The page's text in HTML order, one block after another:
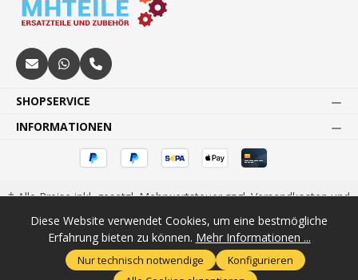
SHOPSERVICE
INFORMATIONEN
* Alle Preise inkl. gesetzl. Mehrwertsteuer zzgl.Versandkostenund
ggf. Nachnahmegebühren, wenn nicht anders angegeben.
Paketsendung innerhalb Deutschlands. Rabatt auf Ware, nicht in
Verbindung mit anderen Aktionen.
© 2025 Maria Habeck Autoteile GmbH - MHTeile - Ersatzteile und
Diese Website verwendet Cookies, um eine bestmögliche
Erfahrung bieten zu können. Mehr Informationen ...
Nur technisch notwendige
Konfigurieren